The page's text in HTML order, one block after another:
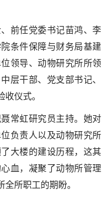
前任党委书记苗鸿、李
条件保障与财务局基建
领导、动物研究所所领
层干部、党支部书记、
仪式。
常虹研究员主持。她对
负责人以及动物研究所
大楼的建设历程，这其
血，凝聚了动物所管理
所职工的期盼。